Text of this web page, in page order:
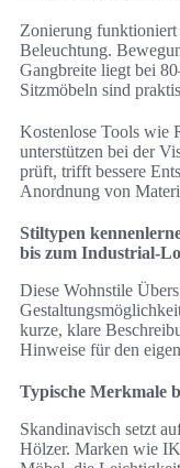
Zonierung
Beleuchtung.
Gangbreite liegt bei
Sitzmöbeln sind
Kostenlose Tools wie
unterstützen bei der
prüft, trifft bessere
Anordnung von
Stiltypen
bis zum Industrial-
Diese Wohnstile
kurze, klare
Hinweise für den
Typische Merkmale
Skandinavisch setzt
Hölzer. Marken wie